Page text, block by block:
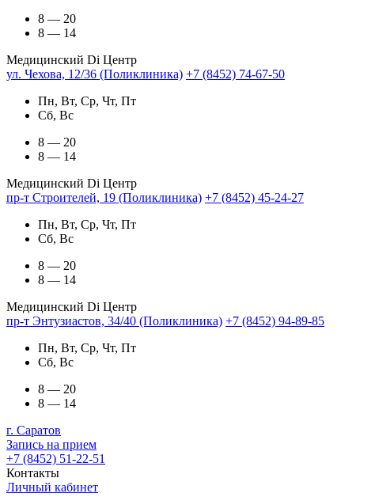
8 — 20
8 — 14
Медицинский Di Центр
ул. Чехова, 12/36 (Поликлиника) +7 (8452) 74-67-50
Пн, Вт, Ср, Чт, Пт
Сб, Вс
8 — 20
8 — 14
Медицинский Di Центр
пр-т Строителей, 19 (Поликлиника) +7 (8452) 45-24-27
Пн, Вт, Ср, Чт, Пт
Сб, Вс
8 — 20
8 — 14
Медицинский Di Центр
пр-т Энтузиастов, 34/40 (Поликлиника) +7 (8452) 94-89-85
Пн, Вт, Ср, Чт, Пт
Сб, Вс
8 — 20
8 — 14
г. Саратов
Запись на прием
+7 (8452) 51-22-51
Контакты
Личный кабинет